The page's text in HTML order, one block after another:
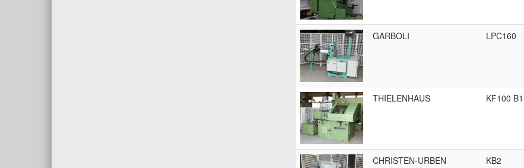
GARBOLI LPC160
THIELENHAUS KF100 B1
CHRISTEN-URBEN KB2